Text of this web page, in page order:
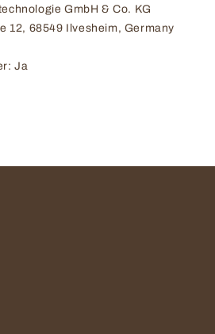
GmbH & Co. KG
12, 68549 Ilvesheim, Germany
Ja